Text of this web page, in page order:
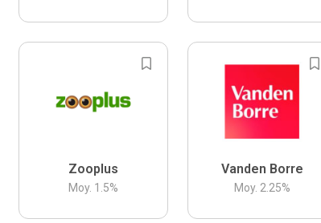
Zooplus
Moy. 1.5%
Vanden Borre
Moy. 2.25%